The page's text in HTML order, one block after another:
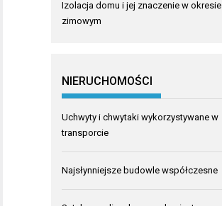
Izolacja domu i jej znaczenie w okresie
zimowym
NIERUCHOMOŚCI
Uchwyty i chwytaki wykorzystywane w
transporcie
Najsłynniejsze budowle współczesne